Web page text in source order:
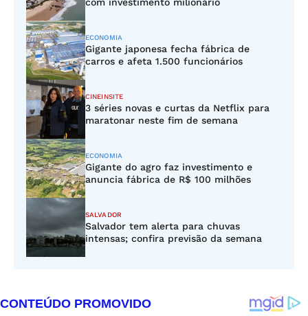
ECONOMIA
Gigante japonesa fecha fábrica de
carros e afeta 1.500 funcionários
CINEINSITE
3 séries novas e curtas da Netflix para
maratonar neste fim de semana
ECONOMIA
Gigante do agro faz investimento e
anuncia fábrica de R$ 100 milhões
SALVADOR
Salvador tem alerta para chuvas
intensas; confira previsão da semana